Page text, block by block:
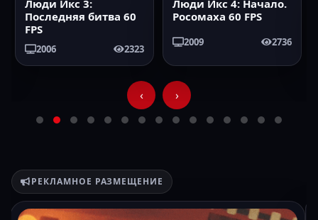
2006 60FPS
Люди Икс 3:
Последняя битва 60
FPS
2006 2323
2009 60FPS
Люди Икс 4: Начало.
Росомаха 60 FPS
2009 2736
‹ ›
РЕКЛАМНОЕ РАЗМЕЩЕНИЕ